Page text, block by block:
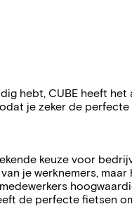
hebt, CUBE heeft
je zeker de
keuze voor
je werknemers,
de perfecte fietsen